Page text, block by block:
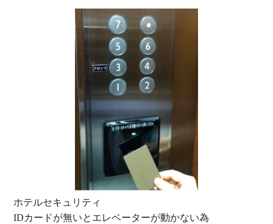
ホテルセキュリティ
IDカードが無いとエレベーターが動かない為